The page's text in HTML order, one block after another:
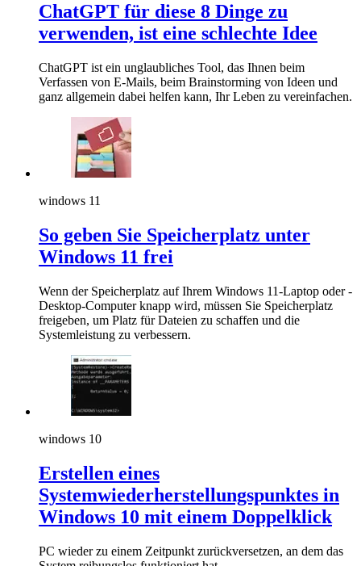
ChatGPT für diese 8 Dinge zu
verwenden, ist eine schlechte Idee
ChatGPT ist ein unglaubliches Tool, das Ihnen beim
Verfassen von E-Mails, beim Brainstorming von Ideen und
ganz allgemein dabei helfen kann, Ihr Leben zu vereinfachen.
windows 11
So geben Sie Speicherplatz unter
Windows 11 frei
Wenn der Speicherplatz auf Ihrem Windows 11-Laptop oder -
Desktop-Computer knapp wird, müssen Sie Speicherplatz
freigeben, um Platz für Dateien zu schaffen und die
Systemleistung zu verbessern.
windows 10
Erstellen eines
Systemwiederherstellungspunktes in
Windows 10 mit einem Doppelklick
PC wieder zu einem Zeitpunkt zurückversetzen, an dem das